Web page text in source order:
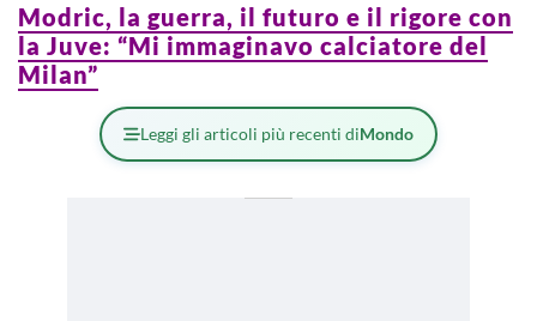
Modric, la guerra, il futuro e il rigore con
la Juve: “Mi immaginavo calciatore del
Milan”
Leggi gli articoli più recenti diMondo